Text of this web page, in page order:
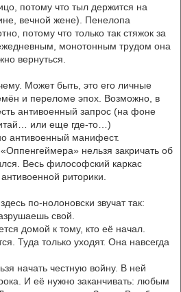
потому что тыл держится на
вечной жене). Пенелопа
потому что только так стяжок за
монотонным трудом она
вернуться.
Может быть, это его личные
и переломе эпох. Возможно, в
антивоенный запрос (на фоне
или еще где-то…)
антивоенный манифест.
нельзя закричать об
Весь философский каркас
риторики.
по-нолоновски звучат так:
свой.
домой к тому, кто её начал.
Туда только уходят. Она навсегда
начать честную войну. В ней
И её нужно заканчивать: любым